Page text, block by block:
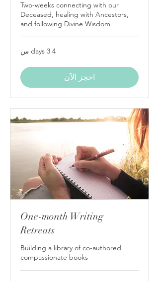
Two-weeks connecting with our
Deceased, healing with Ancestors,
and following Divine Wisdom
4 days 3 س
احجز الآن
One-month Writing
Retreats
Building a library of co-authored
compassionate books